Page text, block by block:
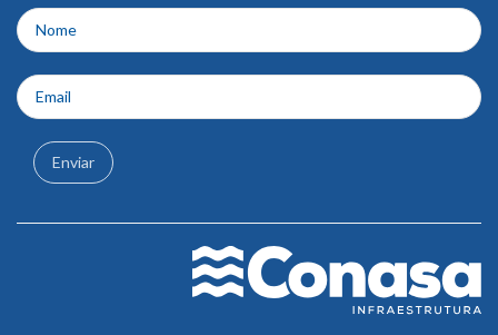
rodapé
Enviar